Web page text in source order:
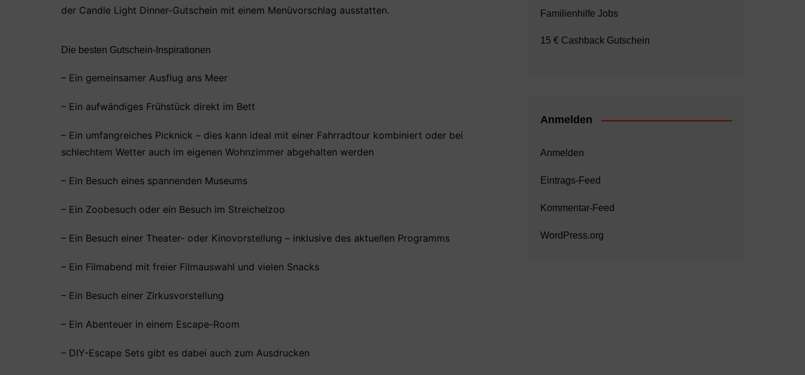
der Candle Light Dinner-Gutschein mit einem Menüvorschlag ausstatten.
Die besten Gutschein-Inspirationen
– Ein gemeinsamer Ausflug ans Meer
– Ein aufwändiges Frühstück direkt im Bett
– Ein umfangreiches Picknick – dies kann ideal mit einer Fahrradtour kombiniert oder bei
schlechtem Wetter auch im eigenen Wohnzimmer abgehalten werden
– Ein Besuch eines spannenden Museums
– Ein Zoobesuch oder ein Besuch im Streichelzoo
– Ein Besuch einer Theater- oder Kinovorstellung – inklusive des aktuellen Programms
– Ein Filmabend mit freier Filmauswahl und vielen Snacks
– Ein Besuch einer Zirkusvorstellung
– Ein Abenteuer in einem Escape-Room
– DIY-Escape Sets gibt es dabei auch zum Ausdrucken
Familienhilfe Jobs
15 € Cashback Gutschein
Anmelden
Anmelden
Eintrags-Feed
Kommentar-Feed
WordPress.org